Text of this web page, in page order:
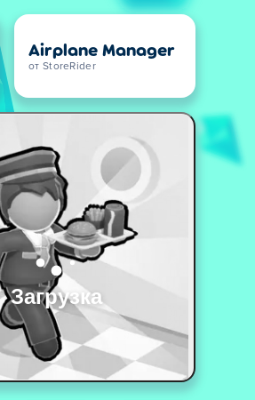
Airplane Manager
от StoreRider
Загрузка